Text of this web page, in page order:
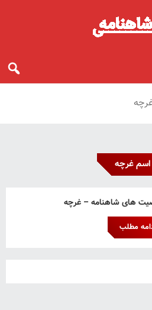
اسم غرچه
های شاهنامه – غرچه
مطلب